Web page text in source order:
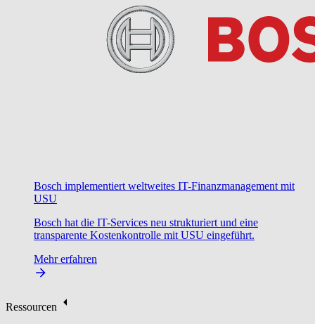
Bosch implementiert weltweites IT-Finanzmanagement mit
USU
Bosch hat die IT-Services neu strukturiert und eine
transparente Kostenkontrolle mit USU eingeführt.
Mehr erfahren
Ressourcen